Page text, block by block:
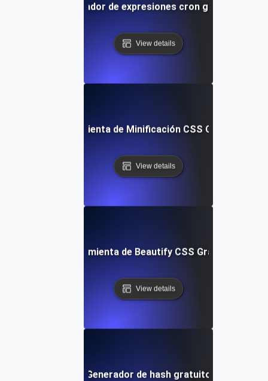
Analizador de expresiones cron gratuito
View details
Herramienta de Minificación CSS Gratuita
View details
Herramienta de Beautify CSS Gratuita
View details
Generador de hash gratuito